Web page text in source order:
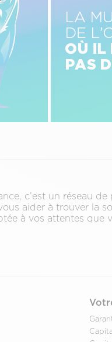
c’est un réseau
aider à trouver la
à vos attentes que